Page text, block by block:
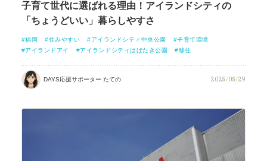
子育て世代に選ばれる理由！アイランドシティの
「ちょうどいい」暮らしやすさ
福岡 住みやすい アイランドシティ中央公園
子育て環境
アイランドアイ
アイランドシティはばたき公園 移住
DAYS応援サポーター たての 2025/05/29